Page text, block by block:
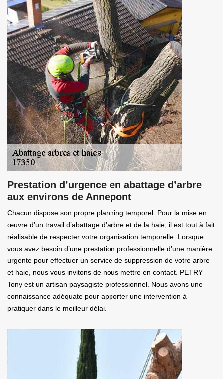
Prestation d’urgence en abattage d’arbre
aux environs de Annepont
Chacun dispose son propre planning temporel. Pour la mise en
œuvre d’un travail d’abattage d’arbre et de la haie, il est tout à fait
réalisable de respecter votre organisation temporelle. Lorsque
vous avez besoin d’une prestation professionnelle d’une manière
urgente pour effectuer un service de suppression de votre arbre
et haie, nous vous invitons de nous mettre en contact. PETRY
Tony est un artisan paysagiste professionnel. Nous avons une
connaissance adéquate pour apporter une intervention à
pratiquer dans le meilleur délai.